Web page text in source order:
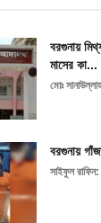
বরগুনায়
মাসের কা...
মোঃ
বরগুনায়
সাইফুল রাফিন: